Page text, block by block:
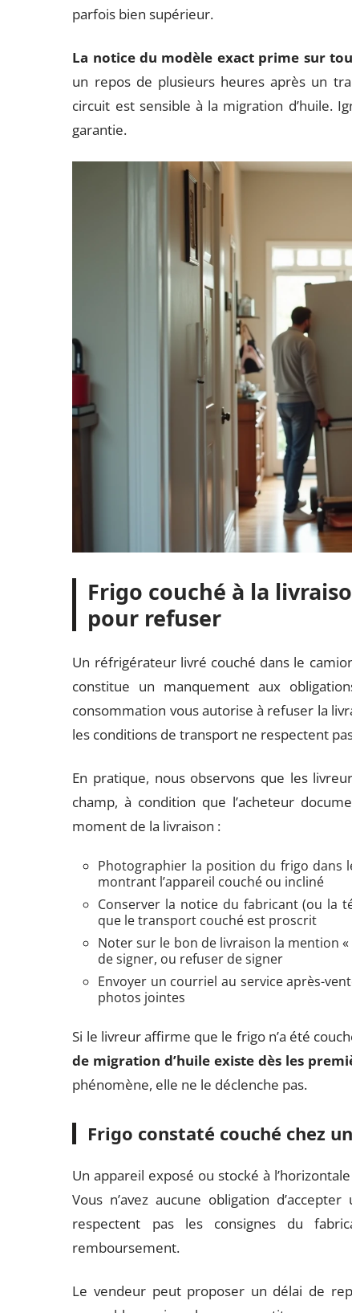
parfois bien supérieur.
La notice du modèle exact prime sur
un repos de plusieurs heures après un
circuit est sensible à la migration d’huile.
garantie.
Frigo couché à la
pour refuser
Un réfrigérateur livré couché dans le
constitue un manquement aux
consommation vous autorise à refuser la
les conditions de transport ne respectent
En pratique, nous observons que les
champ, à condition que l’acheteur
moment de la livraison :
Photographier la position du frigo dans
montrant l’appareil couché ou incliné
Conserver la notice du fabricant (ou la
que le transport couché est proscrit
Noter sur le bon de livraison la mention
de signer, ou refuser de signer
Envoyer un courriel au service après-
photos jointes
Si le livreur affirme que le frigo n’a été
de migration d’huile existe dès les
phénomène, elle ne le déclenche pas.
Frigo constaté couché chez
Un appareil exposé ou stocké à
Vous n’avez aucune obligation
respectent pas les consignes du
remboursement.
Le vendeur peut proposer un délai de